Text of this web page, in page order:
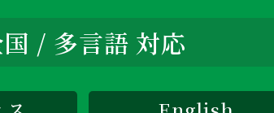
/ 多言語 対応